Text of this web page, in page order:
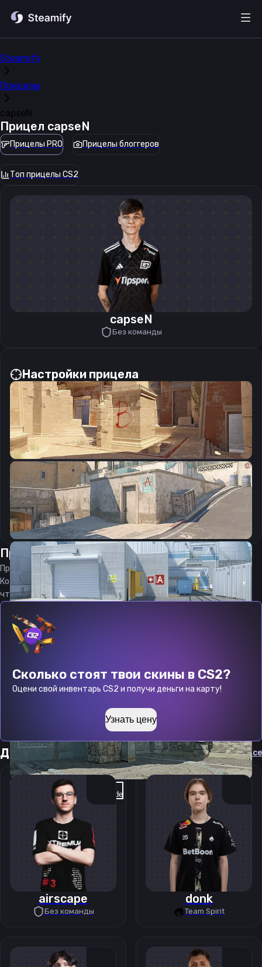
Steamify
Прицелы
capseN
Прицел capseN
Прицелы PRO Прицелы блоггеров
Топ прицелы CS2
capseN
Без команды
Настройки прицела
Previous slide Next slide
CSGO-sF3st-QJo8S-GYKQf-f2DHV-UoHrL
Скопировать
Прицелкапсенот 07.08.2026
Прицел capseN является актуальным на
07.08.2026
Код прицела
CS 2 стараемся еженедельно обновлять,
чтобы вы могли играть с актуальными настройками игрока.
Сколько стоят твои скины в CS2?
Оцени свой инвентарь CS2 и получи деньги на карту!
Узнать цену
Другие прицелы Cмотреть все
airscape
Без команды
donk
Team Spirit